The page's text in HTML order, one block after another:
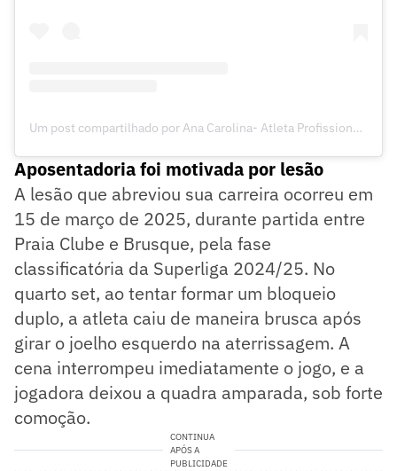
Um post compartilhado por Ana Carolina- Atleta Profissional 🏐 (@carolana15)
Aposentadoria foi motivada por lesão
A lesão que abreviou sua carreira ocorreu em
15 de março de 2025, durante partida entre
Praia Clube e Brusque, pela fase
classificatória da Superliga 2024/25. No
quarto set, ao tentar formar um bloqueio
duplo, a atleta caiu de maneira brusca após
girar o joelho esquerdo na aterrissagem. A
cena interrompeu imediatamente o jogo, e a
jogadora deixou a quadra amparada, sob forte
comoção.
CONTINUA
APÓS A
PUBLICIDADE